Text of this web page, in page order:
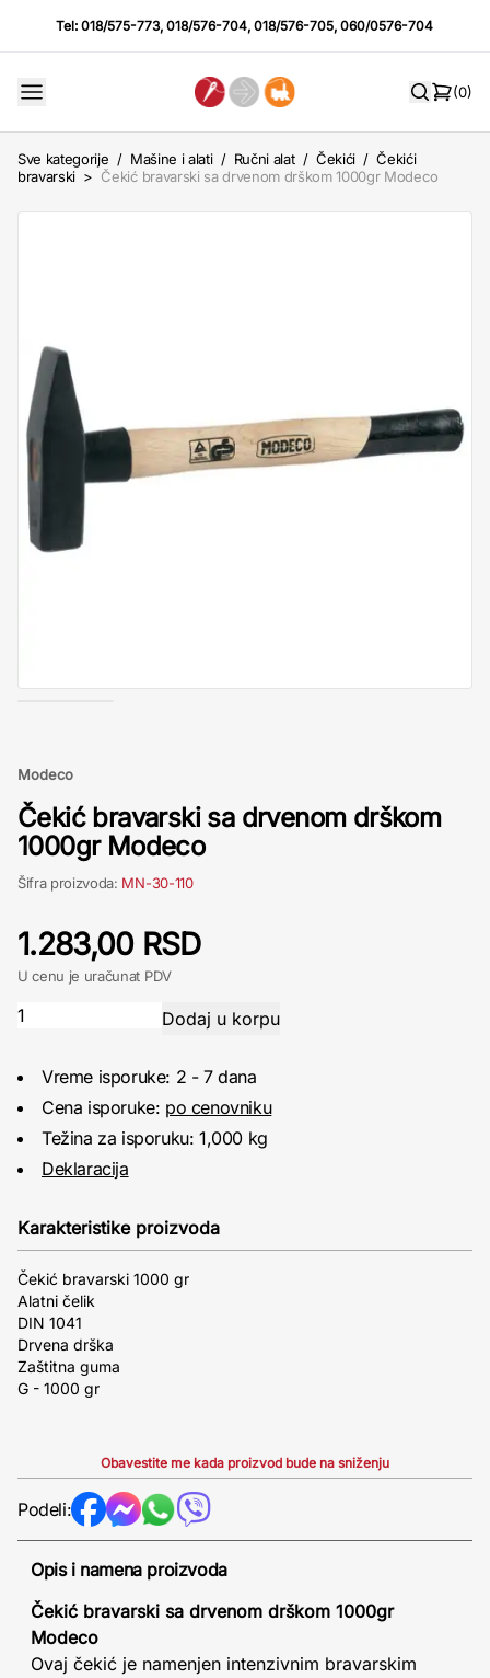
Tel:018/575-773,018/576-704,018/576-705,060/0576-704
(0)
Sve kategorije / Mašine i alati / Ručni alat / Čekići / Čekići
bravarski > Čekić bravarski sa drvenom drškom 1000gr Modeco
Modeco
Čekić bravarski sa drvenom drškom
1000gr Modeco
Šifra proizvoda: MN-30-110
1.283,00 RSD
U cenu je uračunat PDV
Vreme isporuke: 2 - 7 dana
Cena isporuke: po cenovniku
Težina za isporuku: 1,000 kg
Deklaracija
Karakteristike proizvoda
Čekić bravarski 1000 gr
Alatni čelik
DIN 1041
Drvena drška
Zaštitna guma
G - 1000 gr
Obavestite me kada proizvod bude na sniženju
Podeli:
Opis i namena proizvoda
Čekić bravarski sa drvenom drškom 1000gr
Modeco
Ovaj čekić je namenjen intenzivnim bravarskim